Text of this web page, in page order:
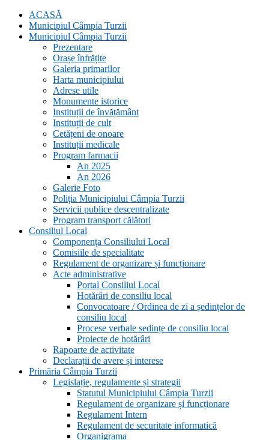
ACASĂ
Municipiul Câmpia Turzii
Municipiul Câmpia Turzii
Prezentare
Orașe înfrățite
Galeria primarilor
Harta municipiului
Adrese utile
Monumente istorice
Instituții de învățământ
Instituții de cult
Cetățeni de onoare
Instituții medicale
Program farmacii
An 2025
An 2026
Galerie Foto
Poliția Municipiului Câmpia Turzii
Servicii publice descentralizate
Program transport călători
Consiliul Local
Componența Consiliului Local
Comisiile de specialitate
Regulament de organizare și funcționare
Acte administrative
Portal Consiliul Local
Hotărâri de consiliu local
Convocatoare / Ordinea de zi a ședințelor de
consiliu local
Procese verbale sedințe de consiliu local
Proiecte de hotărâri
Rapoarte de activitate
Declarații de avere și interese
Primăria Câmpia Turzii
Legislație, regulamente și strategii
Statutul Municipiului Câmpia Turzii
Regulament de organizare și funcționare
Regulament Intern
Regulament de securitate informatică
Organigrama